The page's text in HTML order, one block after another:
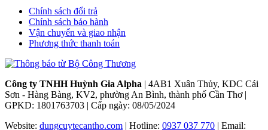
Chính sách đổi trả
Chính sách bảo hành
Vận chuyển và giao nhận
Phương thức thanh toán
Công ty TNHH Huỳnh Gia Alpha | 4AB1 Xuân Thủy, KDC Cái
Sơn - Hàng Bàng, KV2, phường An Bình, thành phố Cần Thơ |
GPKD: 1801763703 | Cấp ngày: 08/05/2024
Website: dungcuytecantho.com | Hotline: 0937 037 770 | Email: